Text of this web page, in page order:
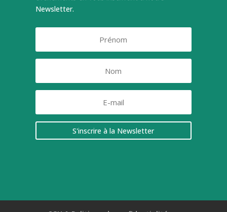
Newsletter.
S'inscrire à la Newsletter